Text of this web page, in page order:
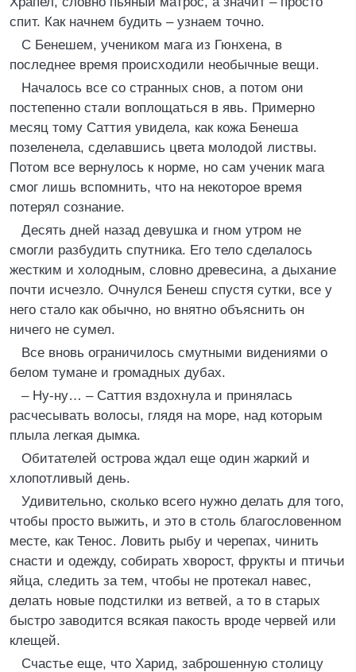
спит. Как начнем будить – узнаем точно.
С Бенешем, учеником мага из Гюнхена, в
последнее время происходили необычные вещи.
Началось все со странных снов, а потом они
постепенно стали воплощаться в явь. Примерно
месяц тому Саттия увидела, как кожа Бенеша
позеленела, сделавшись цвета молодой листвы.
Потом все вернулось к норме, но сам ученик мага
смог лишь вспомнить, что на некоторое время
потерял сознание.
Десять дней назад девушка и гном утром не
смогли разбудить спутника. Его тело сделалось
жестким и холодным, словно древесина, а дыхание
почти исчезло. Очнулся Бенеш спустя сутки, все у
него стало как обычно, но внятно объяснить он
ничего не сумел.
Все вновь ограничилось смутными видениями о
белом тумане и громадных дубах.
– Ну-ну… – Саттия вздохнула и принялась
расчесывать волосы, глядя на море, над которым
плыла легкая дымка.
Обитателей острова ждал еще один жаркий и
хлопотливый день.
Удивительно, сколько всего нужно делать для того,
чтобы просто выжить, и это в столь благословенном
месте, как Тенос. Ловить рыбу и черепах, чинить
снасти и одежду, собирать хворост, фрукты и птичьи
яйца, следить за тем, чтобы не протекал навес,
делать новые подстилки из ветвей, а то в старых
быстро заводится всякая пакость вроде червей или
клещей.
Счастье еще, что Харид, заброшенную столицу